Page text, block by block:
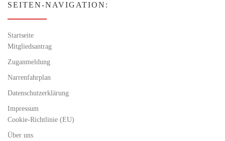
SEITEN-NAVIGATION:
Startseite
Mitgliedsantrag
Zuganmeldung
Narrenfahrplan
Datenschutzerklärung
Impressum
Cookie-Richtlinie (EU)
Über uns